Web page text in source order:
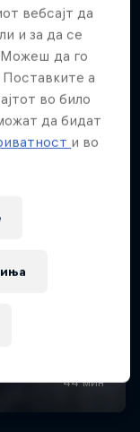
вебсајт да
и за да се
Можеш да го
а
во било
да бидат
и во